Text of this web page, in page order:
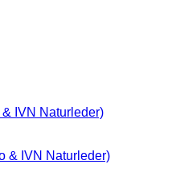
& IVN Naturleder)
& IVN Naturleder)